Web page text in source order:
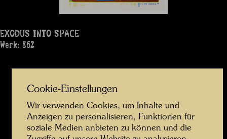
EXODUS INTO SPACE
Werk: 862
Cookie-Einstellungen
Wir verwenden Cookies, um Inhalte und
Anzeigen zu personalisieren, Funktionen für
soziale Medien anbieten zu können und die